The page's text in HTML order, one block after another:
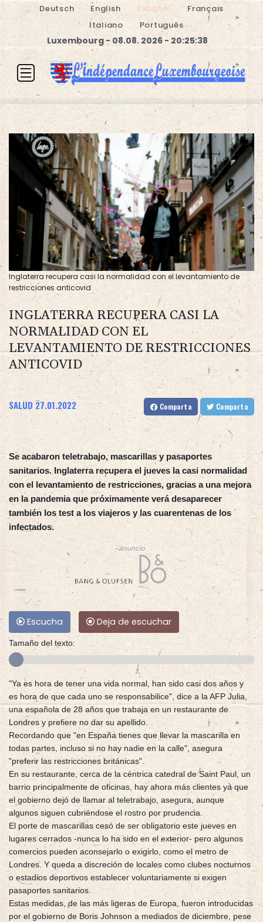
Deutsch English Español
Français
Italiano
Português
Luxembourg - 08.08. 2026 - 20:25:39
Inglaterra recupera casi la normalidad con el levantamiento de
restricciones anticovid
INGLATERRA RECUPERA CASI LA
NORMALIDAD CON EL
LEVANTAMIENTO DE RESTRICCIONES
ANTICOVID
SALUD 27.01.2022 Comparta Comparta
Se acabaron teletrabajo, mascarillas y pasaportes
sanitarios. Inglaterra recupera el jueves la casi normalidad
con el levantamiento de restricciones, gracias a una mejora
en la pandemia que próximamente verá desaparecer
también los test a los viajeros y las cuarentenas de los
infectados.
Anuncio
Escucha Deja de escuchar
Tamaño del texto:
"Ya es hora de tener una vida normal, han sido casi dos años y
es hora de que cada uno se responsabilice", dice a la AFP Julia,
una española de 28 años que trabaja en un restaurante de
Londres y prefiere no dar su apellido.
Recordando que "en España tienes que llevar la mascarilla en
todas partes, incluso si no hay nadie en la calle", asegura
"preferir las restricciones británicas".
En su restaurante, cerca de la céntrica catedral de Saint Paul, un
barrio principalmente de oficinas, hay ahora más clientes ya que
el gobierno dejó de llamar al teletrabajo, asegura, aunque
algunos siguen cubriéndose el rostro por prudencia.
El porte de mascarillas cesó de ser obligatorio este jueves en
lugares cerrados -nunca lo ha sido en el exterior- pero algunos
comercios pueden aconsejarlo o exigirlo, como el metro de
Londres. Y queda a discreción de locales como clubes nocturnos
o estadios deportivos establecer voluntariamente si exigen
pasaportes sanitarios.
Estas medidas, de las más ligeras de Europa, fueron introducidas
por el gobierno de Boris Johnson a mediados de diciembre, pese